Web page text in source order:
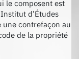
le composent est
d’Études
une contrefaçon au
de la propriété